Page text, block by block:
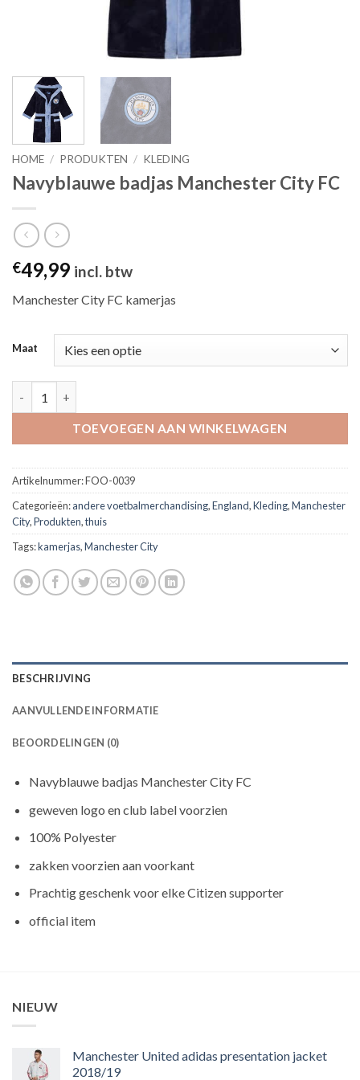
HOME / PRODUKTEN / KLEDING
Navyblauwe badjas Manchester City FC
€49,99 incl. btw
Manchester City FC kamerjas
Maat
TOEVOEGEN AAN WINKELWAGEN
Artikelnummer:FOO-0039
Categorieën:andere voetbalmerchandising,England,Kleding,Manchester
City,Produkten,thuis
Tags:kamerjas,Manchester City
BESCHRIJVING
AANVULLENDE INFORMATIE
BEOORDELINGEN (0)
Navyblauwe badjas Manchester City FC
geweven logo en club label voorzien
100% Polyester
zakken voorzien aan voorkant
Prachtig geschenk voor elke Citizen supporter
official item
NIEUW
Manchester United adidas presentation jacket
2018/19